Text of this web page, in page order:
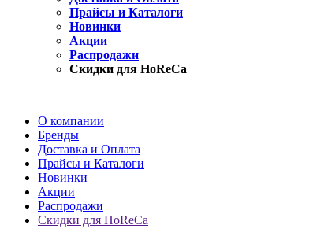
Прайсы и Каталоги
Новинки
Акции
Распродажи
Скидки для HoReCa
О компании
Бренды
Доставка и Оплата
Прайсы и Каталоги
Новинки
Акции
Распродажи
Скидки для HoReCa